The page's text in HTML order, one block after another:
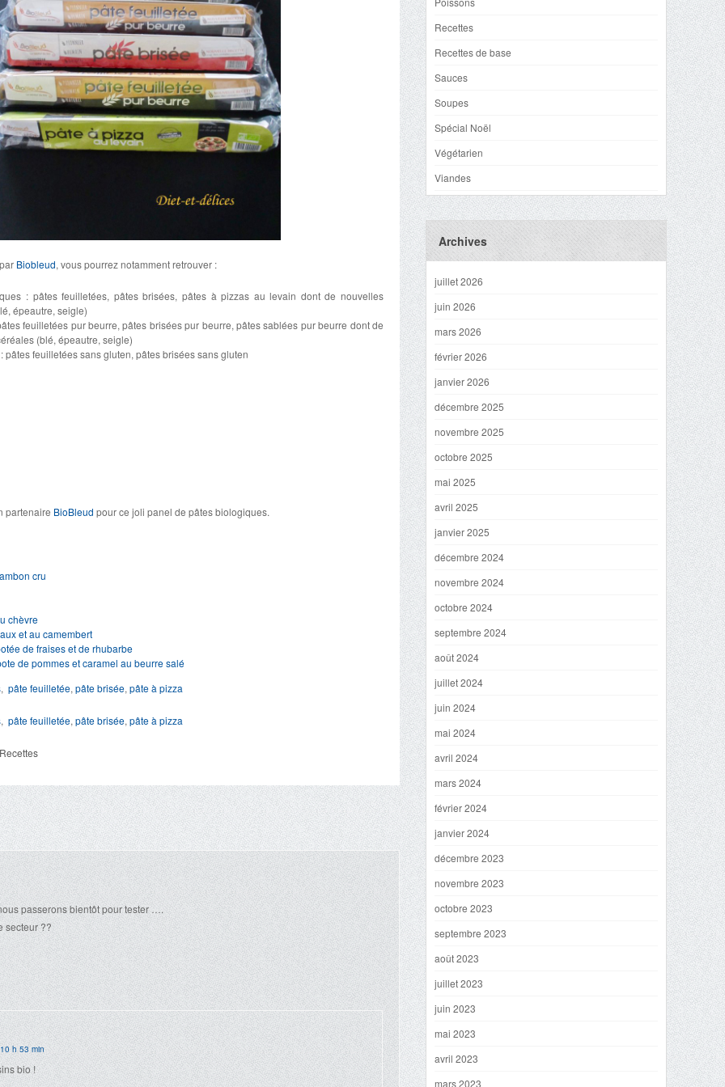
Biobleud, vous pourrez notamment retrouver :
: pâtes feuilletées, pâtes brisées, pâtes à pizzas au levain dont de nouvelles
épeautre, seigle)
feuilletées pur beurre, pâtes brisées pur beurre, pâtes sablées pur beurre dont de
(blé, épeautre, seigle)
pâtes feuilletées sans gluten, pâtes brisées sans gluten
partenaire BioBleud pour ce joli panel de pâtes biologiques.
cru
chèvre
et au camembert
de fraises et de rhubarbe
de pommes et caramel au beurre salé
, pâte feuilletée, pâte brisée, pâte à pizza
, pâte feuilletée, pâte brisée, pâte à pizza
Recettes
passerons bientôt pour tester ….
secteur ??
h 53 min
bio !
Recettes
Recettes de base
Sauces
Soupes
Spécial Noël
Végétarien
Viandes
Archives
juillet 2026
juin 2026
mars 2026
février 2026
janvier 2026
décembre 2025
novembre 2025
octobre 2025
mai 2025
avril 2025
janvier 2025
décembre 2024
novembre 2024
octobre 2024
septembre 2024
août 2024
juillet 2024
juin 2024
mai 2024
avril 2024
mars 2024
février 2024
janvier 2024
décembre 2023
novembre 2023
octobre 2023
septembre 2023
août 2023
juillet 2023
juin 2023
mai 2023
avril 2023
mars 2023